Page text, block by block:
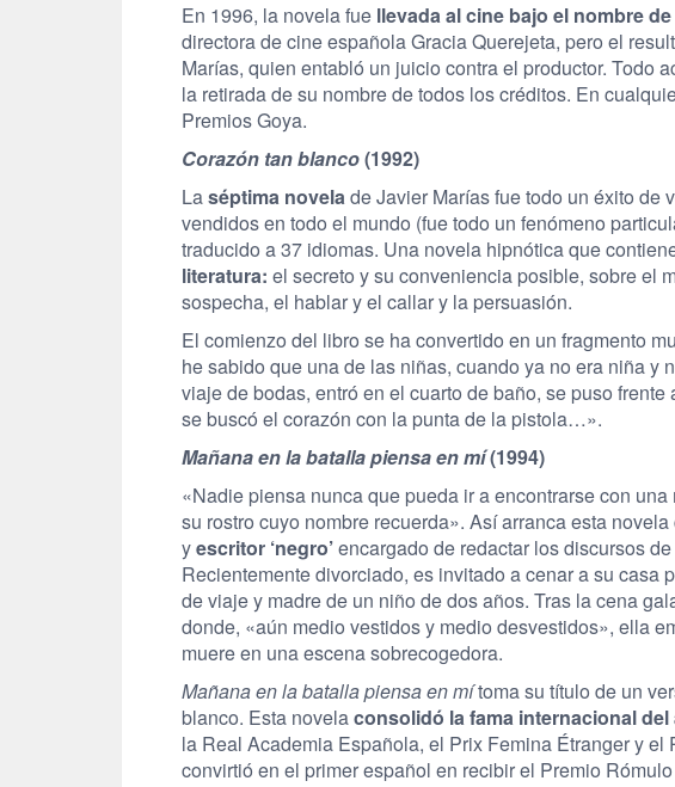
En 1996, la novela fue llevada al cine bajo el nombre de
directora de cine española Gracia Querejeta, pero el
Marías, quien entabló un juicio contra el productor. Todo
la retirada de su nombre de todos los créditos. En
Premios Goya.
Corazón tan blanco(1992)
Laséptima novelade Javier Marías fue todo un éxito de
vendidos en todo el mundo (fue todo un fenómeno
traducido a 37 idiomas. Una novela hipnótica que
literatura: el secreto y su conveniencia posible, sobre el
sospecha, el hablar y el callar y la persuasión.
El comienzo del libro se ha convertido en un fragmento
he sabido que una de las niñas, cuando ya no era niña y
viaje de bodas, entró en el cuarto de baño, se puso
se buscó el corazón con la punta de la pistola…».
Mañana en la batalla piensa en mí(1994)
«Nadie piensa nunca que pueda ir a encontrarse con
su rostro cuyo nombre recuerda». Así arranca esta
yescritor ‘negro’encargado de redactar los discursos
Recientemente divorciado, es invitado a cenar a su casa
de viaje y madre de un niño de dos años. Tras la cena
donde, «aún medio vestidos y medio desvestidos», ella
muere en una escena sobrecogedora.
Mañana en la batalla piensa en mítoma su título de un
blanco. Esta novelaconsolidó la fama internacional del
la Real Academia Española, el Prix Femina Étranger y
convirtió en el primer español en recibir el Premio